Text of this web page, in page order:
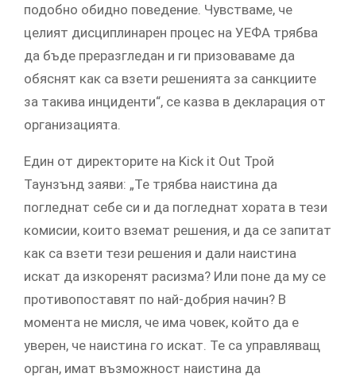
подобно обидно поведение. Чувстваме, че
целият дисциплинарен процес на УЕФА трябва
да бъде преразгледан и ги призоваваме да
обяснят как са взети решенията за санкциите
за такива инциденти“, се казва в декларация от
организацията.
Един от директорите на Kick it Out Трой
Таунзънд заяви: „Те трябва наистина да
погледнат себе си и да погледнат хората в тези
комисии, които вземат решения, и да се запитат
как са взети тези решения и дали наистина
искат да изкоренят расизма? Или поне да му се
противопоставят по най-добрия начин? В
момента не мисля, че има човек, който да е
уверен, че наистина го искат. Те са управляващ
орган, имат възможност наистина да